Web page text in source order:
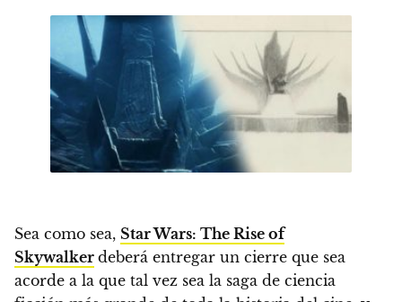
Sea como sea, Star Wars: The Rise of
Skywalker deberá entregar un cierre que sea
acorde a la que tal vez sea la saga de ciencia